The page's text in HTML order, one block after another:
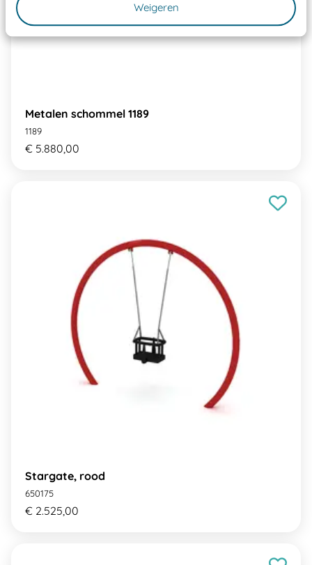
Weigeren
Metalen schommel 1189
1189
€ 5.880,00
Stargate, rood
650175
€ 2.525,00